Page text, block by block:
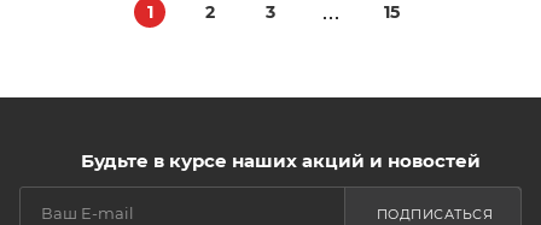
1 2 3 15
Будьте в курсе наших акций и новостей
ПОДПИСАТЬСЯ